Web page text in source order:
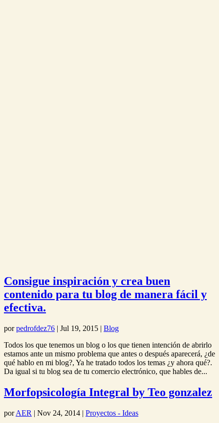
Consigue inspiración y crea buen
contenido para tu blog de manera fácil y
efectiva.
porpedrofdez76 | Jul 19, 2015 | Blog
Todos los que tenemos un blog o los que tienen intención de abrirlo
estamos ante un mismo problema que antes o después aparecerá, ¿de
qué hablo en mi blog?, Ya he tratado todos los temas ¿y ahora qué?.
Da igual si tu blog sea de tu comercio electrónico, que hables de...
Morfopsicología Integral by Teo gonzalez
porAER | Nov 24, 2014 | Proyectos - Ideas